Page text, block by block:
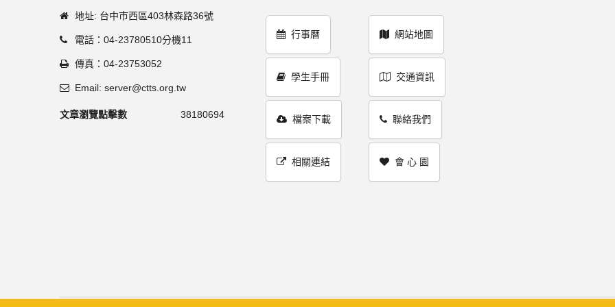
地址: 台中市西區403林森路36號
電話：04-23780510分機11
傳真：04-23753052
Email: server@ctts.org.tw
文章瀏覽點擊數 38180694
行事曆
學生手冊
檔案下載
相關連結
網站地圖
交通資訊
聯絡我們
會 心 園